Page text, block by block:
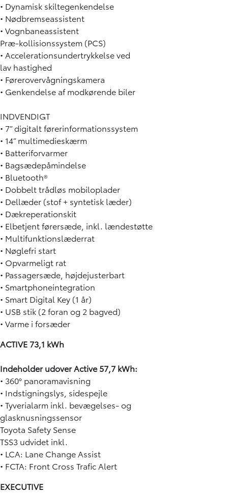
• Dynamisk skiltegenkendelse
• Nødbremseassistent
• Vognbaneassistent
Præ-kollisionssystem (PCS)
• Accelerationsundertrykkelse ved
lav hastighed
• Førerovervågningskamera
• Genkendelse af modkørende biler
INDVENDIGT
• 7” digitalt førerinformationssystem
• 14” multimedieskærm
• Batteriforvarmer
• Bagsædepåmindelse
• Bluetooth®
• Dobbelt trådløs mobiloplader
• Dellæder (stof + syntetisk læder)
• Dækreperationskit
• Elbetjent førersæde, inkl. lændestøtte
• Multifunktionslæderrat
• Nøglefri start
• Opvarmeligt rat
• Passagersæde, højdejusterbart
• Smartphoneintegration
• Smart Digital Key (1 år)
• USB stik (2 foran og 2 bagved)
• Varme i forsæder
ACTIVE 73,1 kWh
Indeholder udover Active 57,7 kWh:
• 360° panoramavisning
• Indstigningslys, sidespejle
• Tyverialarm inkl. bevægelses- og
glasknusningssensor
Toyota Safety Sense
TSS3 udvidet inkl.
• LCA: Lane Change Assist
• FCTA: Front Cross Trafic Alert
EXECUTIVE